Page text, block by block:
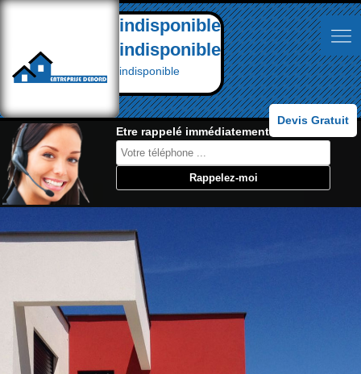
indisponible
indisponible
indisponible
Devis Gratuit
Etre rappelé immédiatement: